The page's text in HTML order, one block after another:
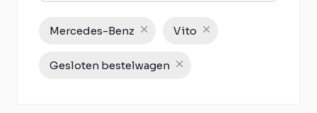
Mercedes-Benz Vito
Gesloten bestelwagen